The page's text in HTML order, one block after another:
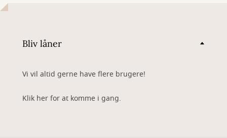
Bliv låner
Vi vil altid gerne have flere brugere!
Klik her for at komme i gang.